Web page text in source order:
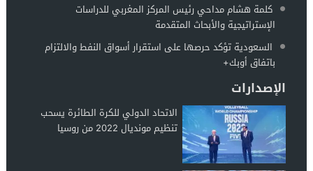
كلمة هشام مداحي رئيس المركز المغربي للدراسات
الإستراتيجية والأبحاث المتقدمة
السعودية تؤكد حرصها على استقرار أسواق النفط والالتزام
باتفاق أوبك+
الإصدارات
الاتحاد الدولي للكرة الطائرة يسحب
تنظيم مونديال 2022 من روسيا